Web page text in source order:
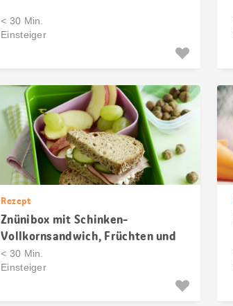
< 30 Min.
Einsteiger
Rezept
Znünibox mit Schinken-
Vollkornsandwich, Früchten und
Haselnüssen
< 30 Min.
Einsteiger